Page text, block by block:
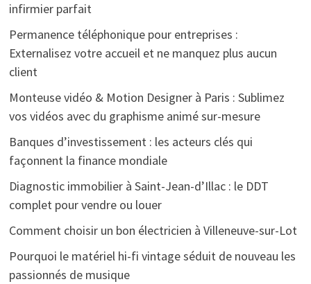
infirmier parfait
Permanence téléphonique pour entreprises :
Externalisez votre accueil et ne manquez plus aucun
client
Monteuse vidéo & Motion Designer à Paris : Sublimez
vos vidéos avec du graphisme animé sur-mesure
Banques d’investissement : les acteurs clés qui
façonnent la finance mondiale
Diagnostic immobilier à Saint-Jean-d’Illac : le DDT
complet pour vendre ou louer
Comment choisir un bon électricien à Villeneuve-sur-Lot
Pourquoi le matériel hi-fi vintage séduit de nouveau les
passionnés de musique